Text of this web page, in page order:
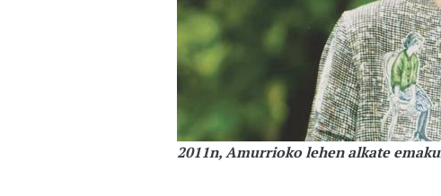
2011n, Amurrioko lehen alkate